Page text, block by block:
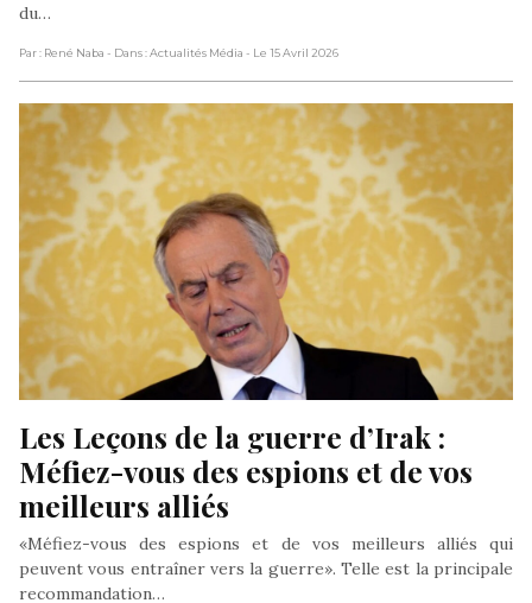
du…
Par : René Naba - Dans : Actualités Média - Le 15 Avril 2026
Les Leçons de la guerre d’Irak :
Méfiez-vous des espions et de vos
meilleurs alliés
«Méfiez-vous des espions et de vos meilleurs alliés qui
peuvent vous entraîner vers la guerre». Telle est la principale
recommandation…